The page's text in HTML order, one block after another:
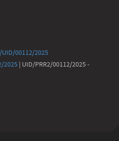
00112/2025
2025| UID/PRR2/00112/2025 -